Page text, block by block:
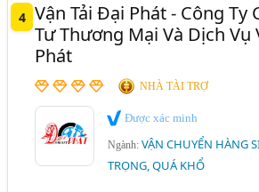
4 Vận Tải Đại Phát - Công Ty
Tư Thương Mại Và Dịch Vụ
Phát
NHÀ TÀI TRỢ
Được xác minh
Ngành:VẬN CHUYỂN HÀNG
TRỌNG, QUÁ KHỔ